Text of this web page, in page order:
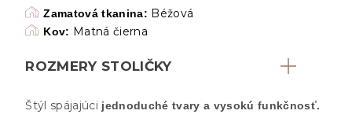
Zamatová tkanina: Béžová
Kov: Matná čierna
ROZMERY STOLIČKY
Štýl spájajúci jednoduché tvary a vysokú funkčnosť.